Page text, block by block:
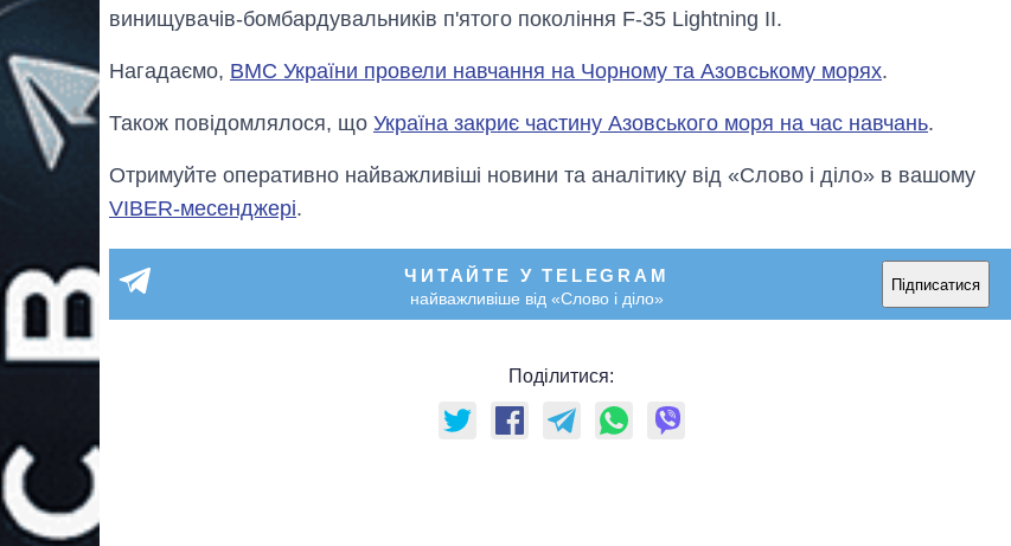
винищувачів-бомбардувальників п'ятого покоління F-35 Lightning II.
Нагадаємо, ВМС України провели навчання на Чорному та Азовському морях.
Також повідомлялося, що Україна закриє частину Азовського моря на час навчань.
Отримуйте оперативно найважливіші новини та аналітику від «Слово і діло» в вашому
VIBER-месенджері.
ЧИТАЙТЕ У TELEGRAM
найважливіше від «Слово і діло»
Підписатися
Поділитися:
вступників на
магістратуру та